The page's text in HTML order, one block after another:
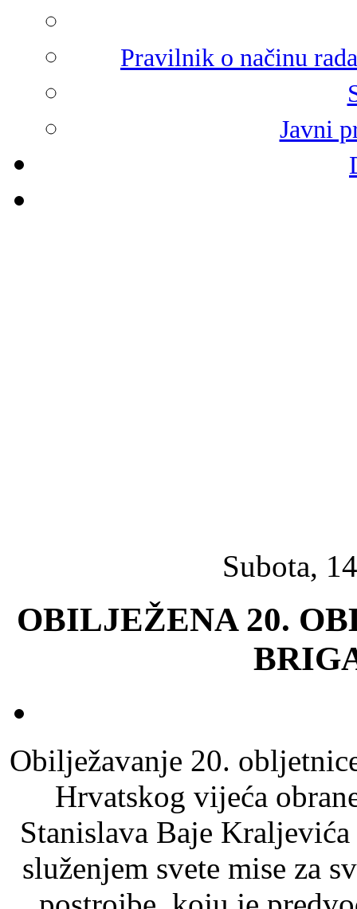
Pravilnik o načinu
Javni
Subota,
OBILJEŽENA 20.
Obilježavanje 20.
Hrvatskog vijeća
Stanislava Baje
služenjem svete mise za